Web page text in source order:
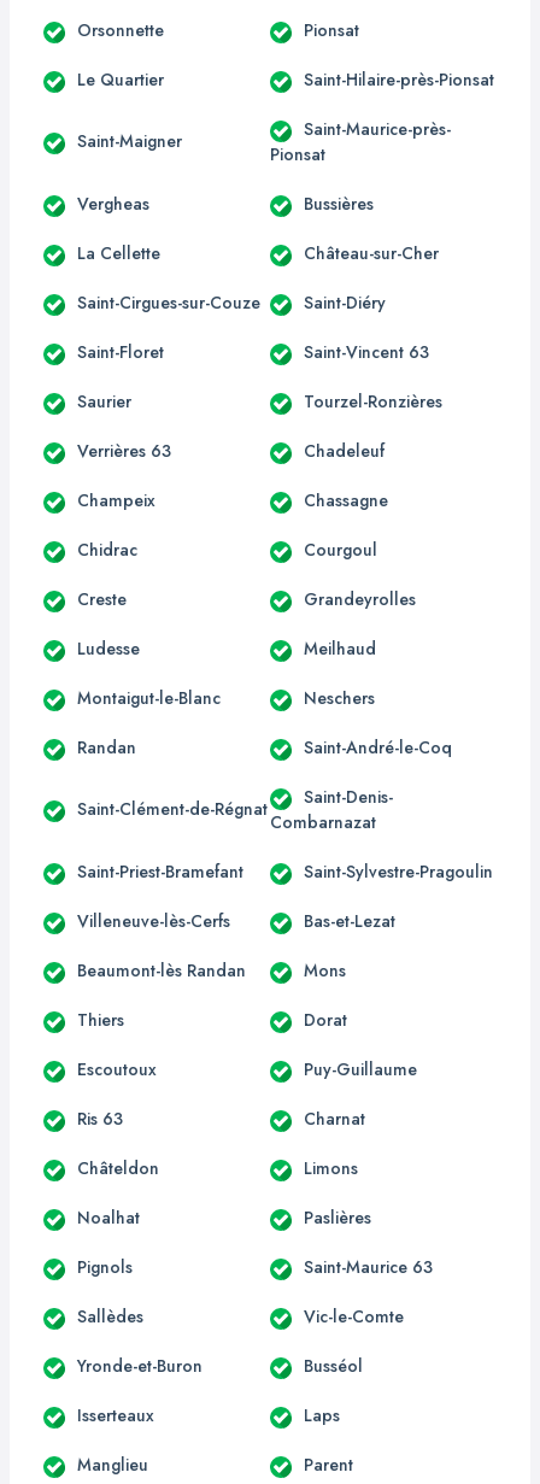
Orsonnette Pionsat
Le Quartier Saint-Hilaire-près-Pionsat
Saint-Maigner
Saint-Maurice-près-
Pionsat
Vergheas Bussières
La Cellette Château-sur-Cher
Saint-Cirgues-sur-Couze Saint-Diéry
Saint-Floret Saint-Vincent 63
Saurier Tourzel-Ronzières
Verrières 63 Chadeleuf
Champeix Chassagne
Chidrac Courgoul
Creste Grandeyrolles
Ludesse Meilhaud
Montaigut-le-Blanc Neschers
Randan Saint-André-le-Coq
Saint-Clément-de-Régnat
Saint-Denis-
Combarnazat
Saint-Priest-Bramefant Saint-Sylvestre-Pragoulin
Villeneuve-lès-Cerfs Bas-et-Lezat
Beaumont-lès Randan Mons
Thiers Dorat
Escoutoux Puy-Guillaume
Ris 63 Charnat
Châteldon Limons
Noalhat Paslières
Pignols Saint-Maurice 63
Sallèdes Vic-le-Comte
Yronde-et-Buron Busséol
Isserteaux Laps
Manglieu Parent